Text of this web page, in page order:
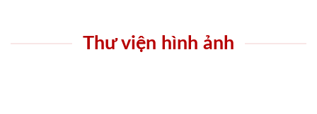
Thư viện hình ảnh